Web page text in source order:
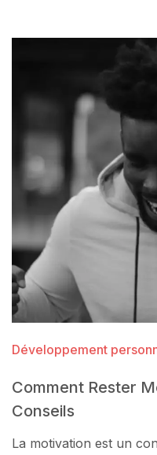
Développement
Comment Rester
Conseils
La motivation est un